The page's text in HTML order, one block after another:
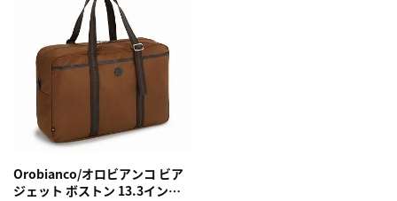
Orobianco/オロビアンコ ビア
ジェット ボストン 13.3インチ